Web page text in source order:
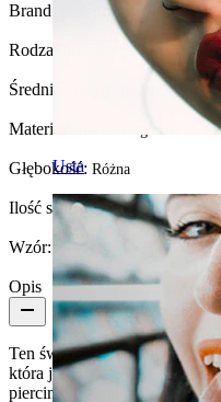
Usta
Brand: Bodymod Essentials
Rodzaj biżuterii: Tunel,
Średnica rozpychacza:4 mm.
Materiał:
Głębokość: Różna
Ilość sztuk:1
Wzór:
Opis
Ten świetny tunel jest
która jest powszechnie
piercingu do ciała.